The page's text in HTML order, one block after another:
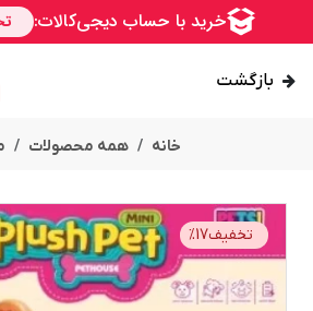
بازگشت
خانه همه محصولات
تخفیف %17